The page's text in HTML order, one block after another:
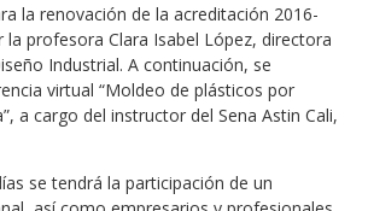
la renovación de la acreditación 2016-
la profesora Clara Isabel López, directora
Industrial. A continuación, se
virtual “Moldeo de plásticos por
a cargo del instructor del Sena Astin Cali,
se tendrá la participación de un